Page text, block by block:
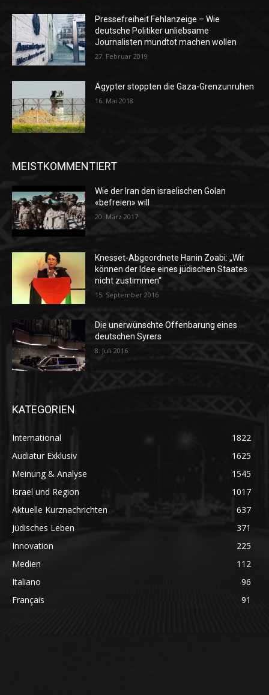
Pressefreiheit Fehlanzeige – Wie
deutsche Politiker unliebsame
Journalisten mundtot machen wollen
27. Februar 2019
Ägypter stoppten die Gaza-Grenzunruhen
16. Mai 2018
MEISTKOMMENTIERT
Wie der Iran den israelischen Golan
«befreien» will
20. März 2017
Knesset-Abgeordnete Hanin Zoabi: „Wir
können der Idee eines jüdischen Staates
nicht zustimmen“
15. September 2016
Die unerwünschte Offenbarung eines
deutschen Syrers
8. Juli 2016
KATEGORIEN
International
1822
Audiatur Exklusiv
1625
Meinung & Analyse
1545
Israel und Region
1017
Aktuelle Kurznachrichten
637
Jüdisches Leben
371
Innovation
225
Medien
112
Italiano
96
Français
91